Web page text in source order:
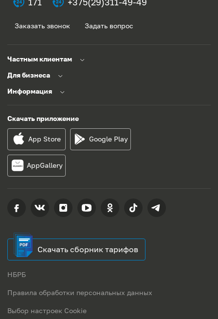
Заказать звонок Задать вопрос
Частным клиентам
Для бизнеса
Информация
Скачать приложение
App Store Google Play
AppGallery
Скачать сборник тарифов
НБРБ
Правила обработки персональных данных
Выбор настроек Cookie